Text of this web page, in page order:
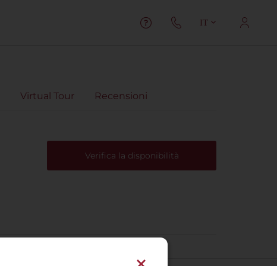
IT
Virtual Tour Recensioni
Verifica la disponibilità